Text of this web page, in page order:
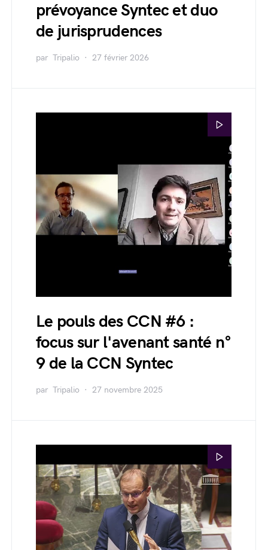
prévoyance Syntec et duo
de jurisprudences
par Tripalio 27 février 2026
Le pouls des CCN #6 :
focus sur l'avenant santé n°
9 de la CCN Syntec
par Tripalio 27 novembre 2025